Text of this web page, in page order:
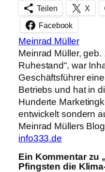
Teilen X
Facebook
Meinrad Müller
Meinrad Müller, geb.
Ruhestand“, war
Geschäftsführer
Betriebs und hat in
Hunderte
entwickelt sondern
Meinrad Müllers
info333.de
Ein Kommentar zu
Pfingsten die